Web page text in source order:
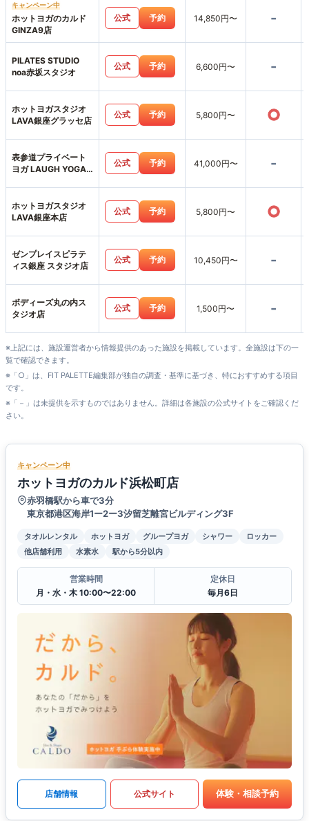
キャンペーン中
ホットヨガのカルド
GINZA9店
公式 予約 14,850円〜 -
PILATES STUDIO
noa赤坂スタジオ
公式 予約 6,600円〜 -
ホットヨガスタジオ
LAVA銀座グラッセ店
公式 予約 5,800円〜 ○
表参道プライベート
ヨガ LAUGH YOGA
公式 予約 41,000円〜 -
ホットヨガスタジオ
LAVA銀座本店
公式 予約 5,800円〜 ○
ゼンプレイスピラテ
ィス銀座 スタジオ店
公式 予約 10,450円〜 -
ボディーズ丸の内ス
タジオ店
公式 予約 1,500円〜 -
※上記には、施設運営者から情報提供のあった施設を掲載しています。全施設は下の一
覧で確認できます。
※「○」は、FIT PALETTE編集部が独自の調査・基準に基づき、特におすすめする項目
です。
※「－」は未提供を示すものではありません。詳細は各施設の公式サイトをご確認くだ
さい。
キャンペーン中
ホットヨガのカルド浜松町店
赤羽橋駅から車で3分
東京都港区海岸1ー2ー3汐留芝離宮ビルディング3F
タオルレンタル ホットヨガ グループヨガ シャワー
ロッカー
他店舗利用
水素水 駅から5分以内
営業時間
月・水・木 10:00〜22:00
定休日
毎月6日
店舗情報 公式サイト 体験・相談予約